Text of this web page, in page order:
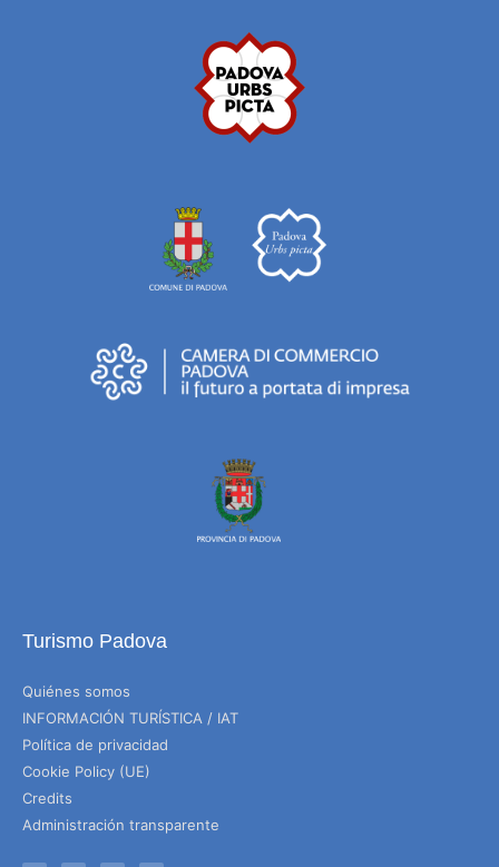
Turismo Padova
Quiénes somos
INFORMACIÓN TURÍSTICA / IAT
Política de privacidad
Cookie Policy (UE)
Credits
Administración transparente